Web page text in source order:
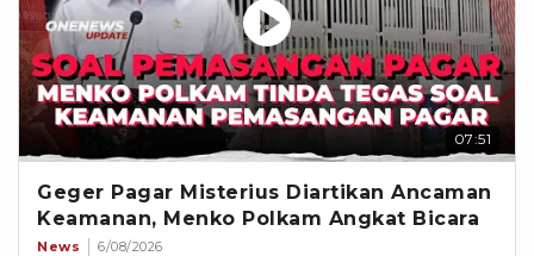
07:51
Geger Pagar Misterius Diartikan Ancaman
Keamanan, Menko Polkam Angkat Bicara
News 6/08/2026